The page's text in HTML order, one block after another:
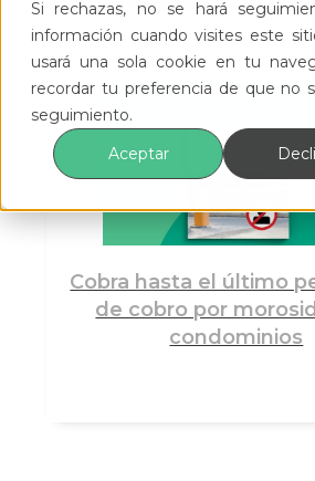
Si rechazas, no se hará
información cuando visites este
usará una sola cookie en tu
recordar tu preferencia de que no
seguimiento.
Aceptar
Cobra hasta el último
de cobro por
condominios